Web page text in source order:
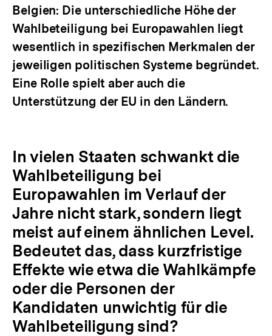
Belgien: Die unterschiedliche Höhe der
Wahlbeteiligung bei Europawahlen liegt
wesentlich in spezifischen Merkmalen der
jeweiligen politischen Systeme begründet.
Eine Rolle spielt aber auch die
Unterstützung der EU in den Ländern.
In vielen Staaten schwankt die
Wahlbeteiligung bei
Europawahlen im Verlauf der
Jahre nicht stark, sondern liegt
meist auf einem ähnlichen Level.
Bedeutet das, dass kurzfristige
Effekte wie etwa die Wahlkämpfe
oder die Personen der
Kandidaten unwichtig für die
Wahlbeteiligung sind?